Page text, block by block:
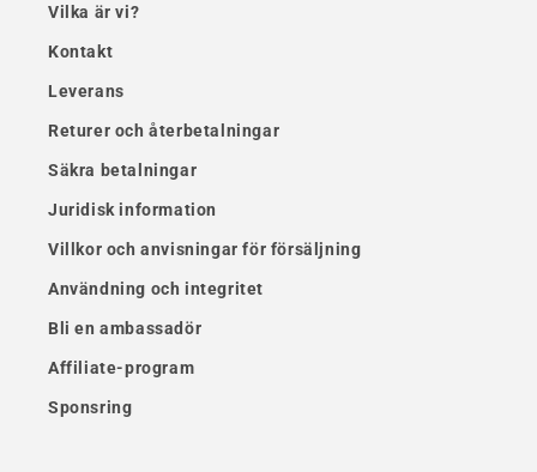
Vilka är vi?
Kontakt
Leverans
Returer och återbetalningar
Säkra betalningar
Juridisk information
Villkor och anvisningar för försäljning
Användning och integritet
Bli en ambassadör
Affiliate-program
Sponsring